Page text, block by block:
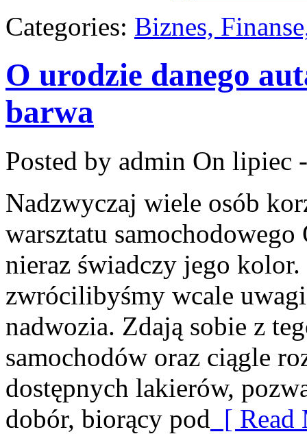
Categories: Biznes,
O urodzie danego
barwa
Posted by admin On lipiec
Nadzwyczaj wiele osób
warsztatu
nieraz świadczy jego
zwrócilibyśmy wcale
nadwozia. Zdają sobie z
samochodów oraz ciągle
dostępnych lakierów,
dobór, biorący pod [ Read